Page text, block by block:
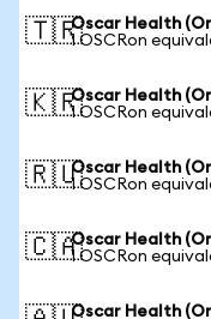
🇹🇷Oscar Health
1 OSCRon
🇰🇷Oscar Health
1 OSCRon
🇷🇺Oscar Health
1 OSCRon
🇨🇦Oscar Health
1 OSCRon
Oscar Health